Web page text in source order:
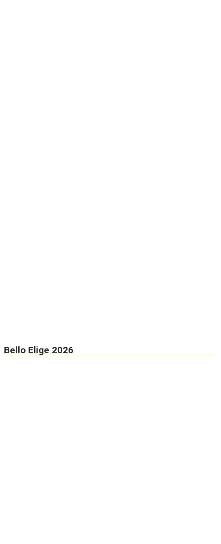
Bello Elige 2026